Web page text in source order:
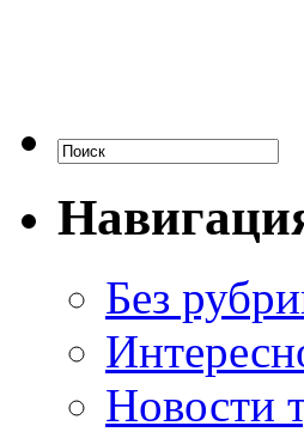
Без
Новости